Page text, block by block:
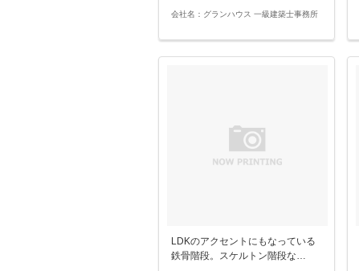
会社名：グランハウス 一級建築士事務所
LDKのアクセントにもなっている
鉄骨階段。スケルトン階段な…